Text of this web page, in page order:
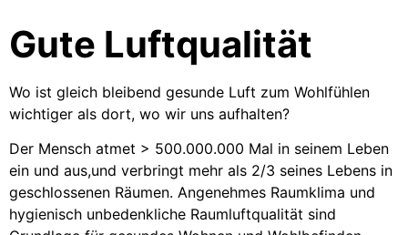
Gute Luftqualität
Wo ist gleich bleibend gesunde Luft zum Wohlfühlen
wichtiger als dort, wo wir uns aufhalten?
Der Mensch atmet > 500.000.000 Mal in seinem Leben
ein und aus,und verbringt mehr als 2/3 seines Lebens in
geschlossenen Räumen. Angenehmes Raumklima und
hygienisch unbedenkliche Raumluftqualität sind